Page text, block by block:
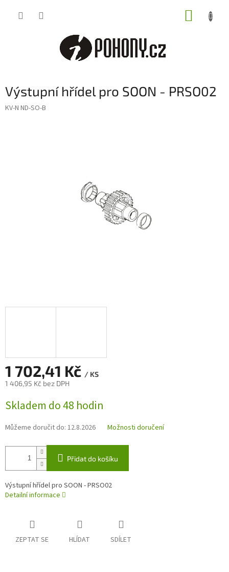
Výstupní hřídel pro SOON - PRSO02
KV-N ND-SO-B
1 702,41 Kč / KS
1 406,95 Kč bez DPH
cena:
Skladem do 48 hodin
Můžeme doručit do: 12.8.2026 Možnosti doručení
Přidat do košíku
Výstupní hřídel pro SOON - PRSO02
Detailní informace
ZEPTAT SE HLÍDAT SDÍLET